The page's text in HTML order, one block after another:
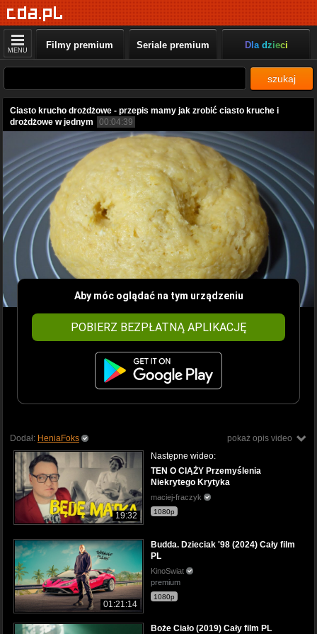
MENU Filmy premium Seriale premium Dla dzieci
szukaj
Ciasto krucho drożdżowe - przepis mamy jak zrobić ciasto kruche i
drożdżowe w jednym
00:04:39
Aby móc oglądać na tym urządzeniu
POBIERZ BEZPŁATNĄ APLIKACJĘ
pokaż opis video
Dodał: HeniaFoks
19:32
Następne wideo:
TEN O CIĄŻY Przemyślenia
Niekrytego Krytyka
maciej-fraczyk
1080p
01:21:14
Budda. Dzieciak '98 (2024) Cały film
PL
KinoSwiat
premium
1080p
Boże Ciało (2019) Cały film PL